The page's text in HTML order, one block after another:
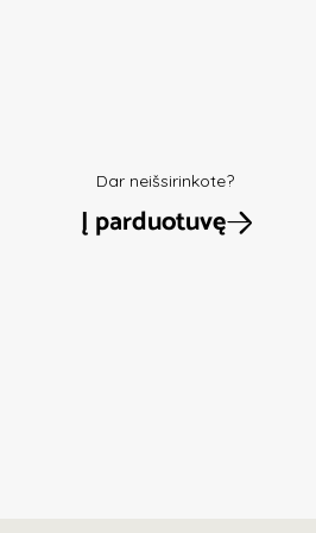
Dar neišsirinkote?
Į parduotuvę